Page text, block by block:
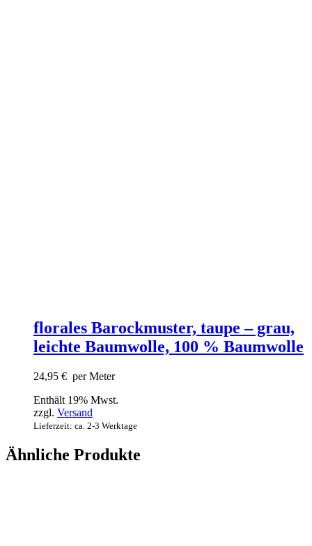
florales Barockmuster, taupe – grau,
leichte Baumwolle, 100 % Baumwolle
24,95 € per Meter
Enthält 19% Mwst.
zzgl. Versand
Lieferzeit: ca. 2-3 Werktage
Ähnliche Produkte